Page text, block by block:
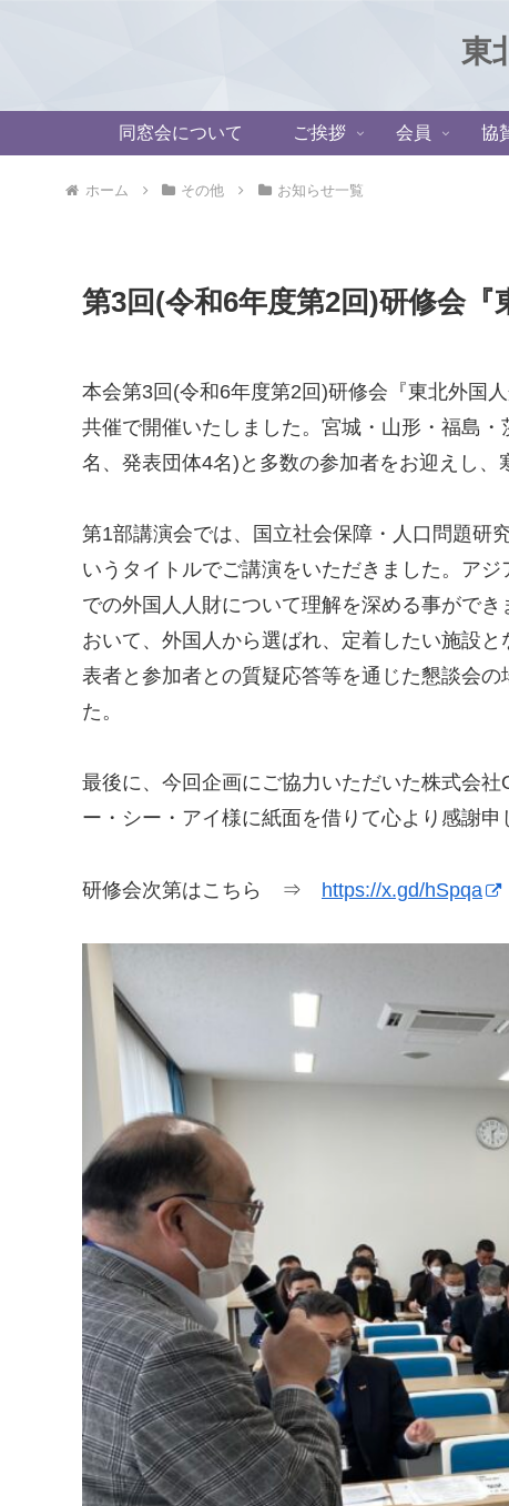
東
同窓会について ご挨拶 会員 協
ホーム その他 お知らせ一覧
第3回(令和6年度第2回)研修会
本会第3回(令和6年度第2回)研修会『東北外国
共催で開催いたしました。宮城・山形・福島
名、発表団体4名)と多数の参加者をお迎えし、
第1部講演会では、国立社会保障・人口問題研
いうタイトルでご講演をいただきました。ア
での外国人人財について理解を深める事がで
おいて、外国人から選ばれ、定着したい施設
表者と参加者との質疑応答等を通じた懇談会
た。
最後に、今回企画にご協力いただいた株式会
ー・シー・アイ様に紙面を借りて心より感謝申
研修会次第はこちら ⇒ https://x.gd/hSpqa